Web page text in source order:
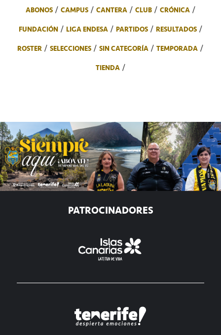
ABONOS CAMPUS CANTERA CLUB
CRÓNICA
FUNDACIÓN
LIGA ENDESA PARTIDOS
RESULTADOS
ROSTER
SELECCIONES SIN CATEGORÍA
TEMPORADA
TIENDA
PATROCINADORES